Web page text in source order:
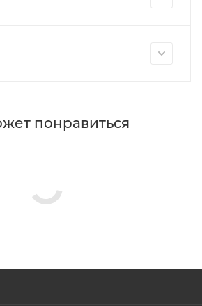
понравиться